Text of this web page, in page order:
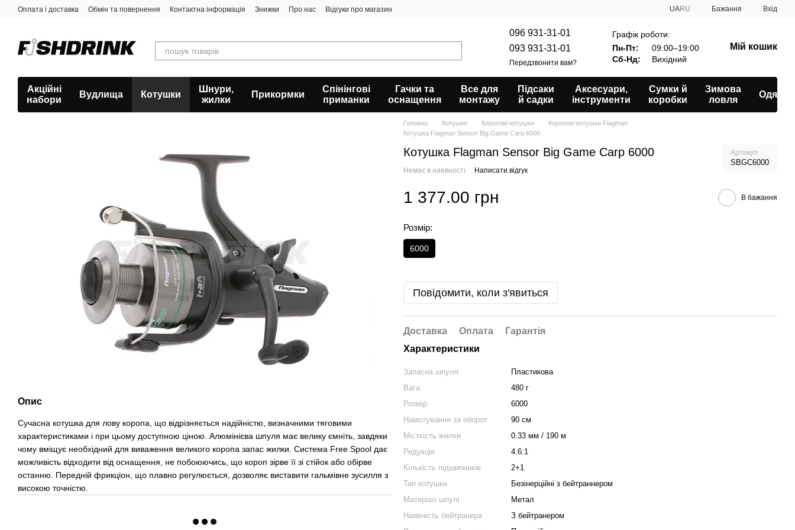
Перейти к основному контенту
Оплата і доставка Обмін та повернення Контактна інформація Знижки Про нас Відгуки про магазин UARU Бажання Вхід
096 931-31-01
093 931-31-01
Передзвонити вам?
Графік роботи:
Пн-Пт:
09:00–19:00
Сб-Нд:
Вихідний
Мій кошик
Акційні
набори
Вудлища Котушки
Шнури,
жилки
Прикормки
Спінінгові
приманки
Гачки та
оснащення
Все для
монтажу
Підсаки
й садки
Аксесуари,
інструменти
Сумки й
коробки
Зимова
ловля
Одяг
Опис
Сучасна котушка для лову коропа, що відрізняється надійністю, визначними тяговими
характеристиками і при цьому доступною ціною. Алюмінієва шпуля має велику ємніть, завдяки
чому вміщує необхідний для виваження великого коропа запас жилки. Система Free Spool дає
можливість відходити від оснащення, не побоюючись, що короп зірве її зі стійок або обірве
останню. Передній фрикціон, що плавно регулюється, дозволяє виставити гальмівне зусилля з
високою точністю.
Головна Котушки Коропові котушки
Коропові котушки Flagman
Котушка Flagman Sensor Big Game Carp 6000
Котушка Flagman Sensor Big Game Carp 6000 Артикул
SBGC6000
Немає в наявності Написати відгук
1 377.00 грн В бажання
Розмір:
6000
Повідомити, коли з'явиться
Доставка Оплата
Гарантія
Характеристики
Запасна шпуля
Пластикова
Вага
480 г
Розмір
6000
Намотування за оборот
90 см
Місткість жилки
0.33 мм / 190 м
Редукція
4.6:1
Кількість підшипників
2+1
Тип котушки
Безінерційні з бейтраннером
Матеріал шпулі
Метал
Наявність бейтранера
З бейтранером